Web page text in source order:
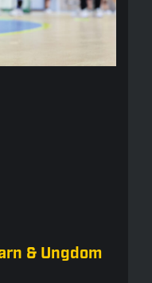
& Ungdom